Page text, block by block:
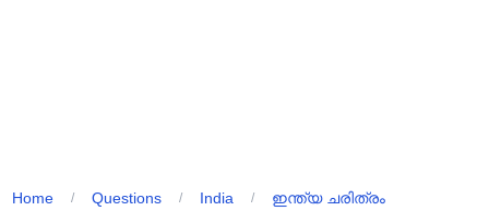
Home / Questions / India / ഇന്ത്യ ചരിത്രം